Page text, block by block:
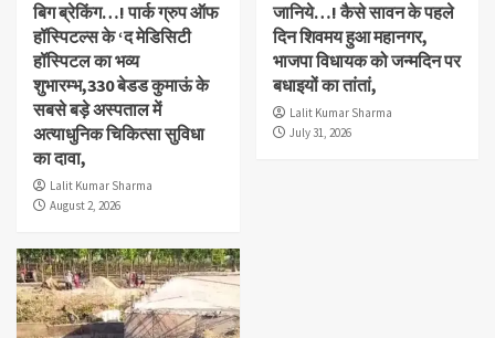
बिग ब्रेकिंग…! पार्क ग्रुप ऑफ
हॉस्पिटल्स के ‘द मेडिसिटी
हॉस्पिटल का भव्य
शुभारम्भ,330 बेडड कुमाऊं के
सबसे बड़े अस्पताल में
अत्याधुनिक चिकित्सा सुविधा
का दावा,
Lalit Kumar Sharma
August 2, 2026
जानिये…! कैसे सावन के पहले
दिन शिवमय हुआ महानगर,
भाजपा विधायक को जन्मदिन पर
बधाइयों का तांतां,
Lalit Kumar Sharma
July 31, 2026